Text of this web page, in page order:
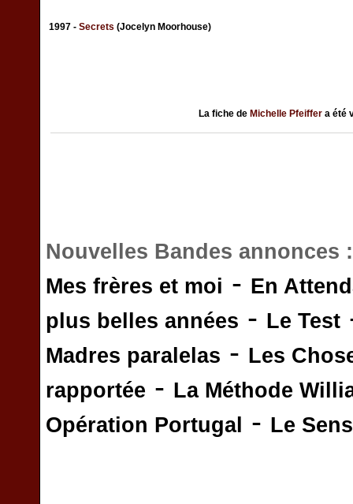
1997 - Secrets (Jocelyn Moorhouse)
La fiche de Michelle Pfeiffer a été
Nouvelles Bandes annonces
Mes frères et moi - En
plus belles années - Le Test
Madres paralelas - Les
rapportée - La Méthode
Opération Portugal
- Le